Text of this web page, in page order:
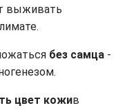
выживать
без самца -
цвет кожив